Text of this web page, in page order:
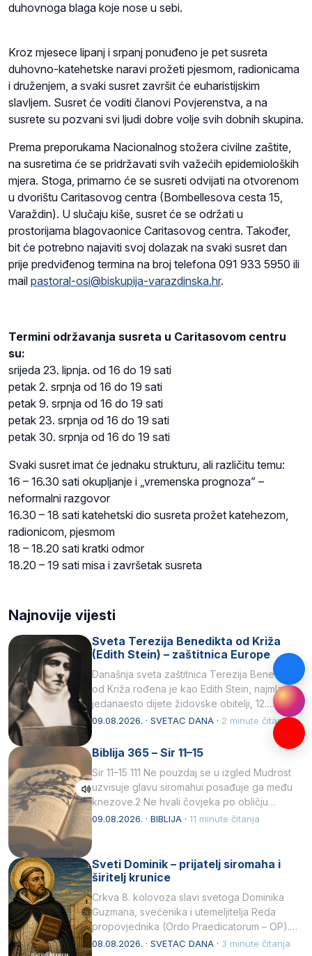
duhovnoga blaga koje nose u sebi.
Kroz mjesece lipanj i srpanj ponuđeno je pet susreta
duhovno-katehetske naravi prožeti pjesmom, radionicama
i druženjem, a svaki susret završit će euharistijskim
slavljem. Susret će voditi članovi Povjerenstva, a na
susrete su pozvani svi ljudi dobre volje svih dobnih skupina.
Prema preporukama Nacionalnog stožera civilne zaštite,
na susretima će se pridržavati svih važećih epidemioloških
mjera. Stoga, primarno će se susreti odvijati na otvorenom
u dvorištu Caritasovog centra (Bombellesova cesta 15,
Varaždin). U slučaju kiše, susret će se održati u
prostorijama blagovaonice Caritasovog centra. Također,
bit će potrebno najaviti svoj dolazak na svaki susret dan
prije predviđenog termina na broj telefona 091 933 5950 ili
mail pastoral-osi@biskupija-varazdinska.hr.
Termini održavanja susreta u Caritasovom centru
su:
srijeda 23. lipnja. od 16 do 19 sati
petak 2. srpnja od 16 do 19 sati
petak 9. srpnja od 16 do 19 sati
petak 23. srpnja od 16 do 19 sati
petak 30. srpnja od 16 do 19 sati
Svaki susret imat će jednaku strukturu, ali različitu temu:
16 – 16.30 sati okupljanje i „vremenska prognoza” –
neformalni razgovor
16.30 – 18 sati katehetski dio susreta prožet katehezom,
radionicom, pjesmom
18 – 18.20 sati kratki odmor
18.20 – 19 sati misa i završetak susreta
Najnovije vijesti
Sveta Terezija Benedikta od Križa
(Edith Stein) – zaštitnica Europe
Današnja sveta zaštitnica Terezija Benedikta
od Križa rođena je kao Edith Stein, najmlađe,
jedanaesto dijete židovske obitelji, 12.
listopada 1891, u Wrocławu…
09.08.2026. · SVETAC DANA · 2 minute čitanja
Biblija 365 – Sir 11–15
Sir 11–15 111 Ne pouzdaj se u izgled Mudrost
uzvisuje glavu siromahui posađuje ga među
knezove.2 Ne hvali čovjeka po obličju
njegovui…
09.08.2026. · BIBLIJA · 11 minute čitanja
Sveti Dominik – prijatelj siromaha i
širitelj krunice
Crkva 8. kolovoza slavi svetoga Dominika
Guzmana, svećenika i utemeljitelja Reda
propovjednika (Ordo Praedicatorum – OP).
Svojim životom, dubokom ljubavlju prema
08.08.2026. · SVETAC DANA · 3 minute čitanja